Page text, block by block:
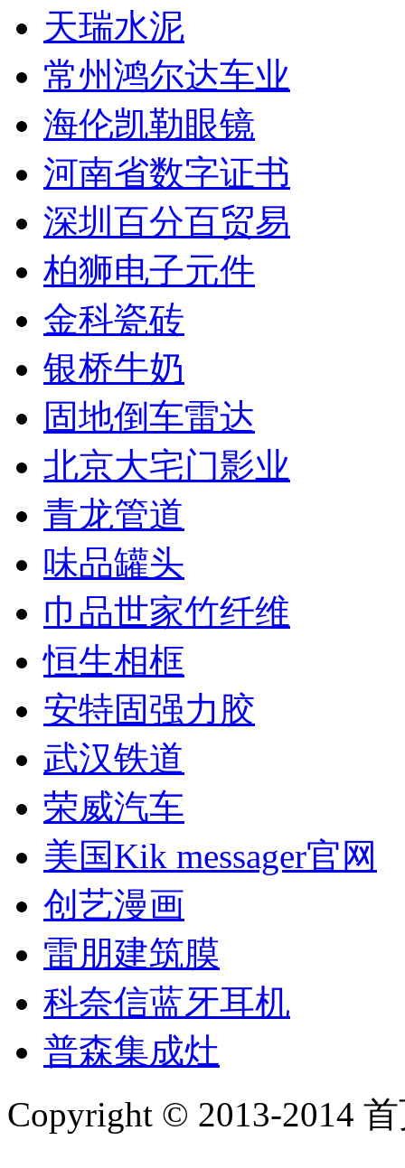
天瑞水泥
常州鸿尔达车业
海伦凯勒眼镜
河南省数字证书
深圳百分百贸易
柏狮电子元件
金科瓷砖
银桥牛奶
固地倒车雷达
北京大宅门影业
青龙管道
味品罐头
巾品世家竹纤维
恒生相框
安特固强力胶
武汉铁道
荣威汽车
美国Kik messager官网
创艺漫画
雷朋建筑膜
科奈信蓝牙耳机
普森集成灶
Copyright © 2013-2014